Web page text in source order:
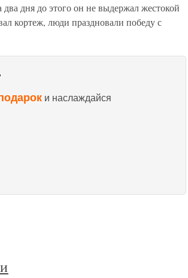
дня до этого он не выдержал жестокой
кортеж, люди праздновали победу с
и наслаждайся